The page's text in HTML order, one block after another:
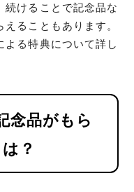
続けることで記念品な
ることもあります。
る特典について詳し
念品がもら
？